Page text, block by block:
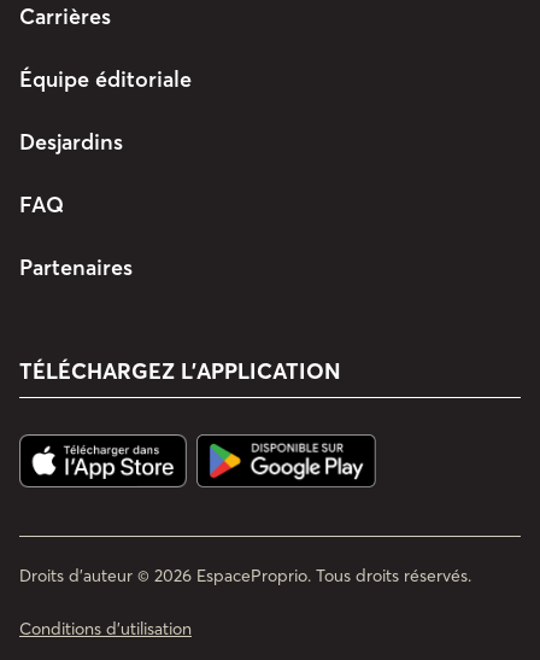
Carrières
Équipe éditoriale
Desjardins
FAQ
Partenaires
TÉLÉCHARGEZ L’APPLICATION
Droits d'auteur © 2026 EspaceProprio. Tous droits réservés.
Conditions d’utilisation